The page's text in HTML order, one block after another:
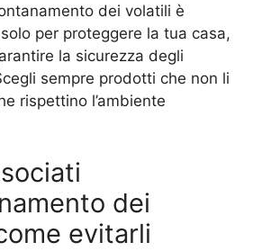
dei volatili è
per proteggere la tua casa,
la sicurezza degli
sempre prodotti che non li
rispettino l’ambiente
dei
evitarli